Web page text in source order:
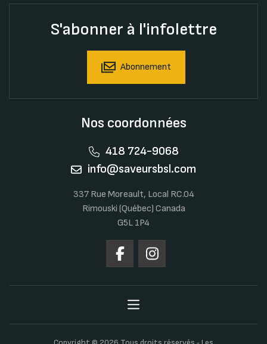
S'abonner à l'infolettre
Abonnement
Nos coordonnées
418 724-9068
info@saveursbsl.com
337 Rue Moreault, Local RC.04
Rimouski (Québec) Canada
G5L 1P4